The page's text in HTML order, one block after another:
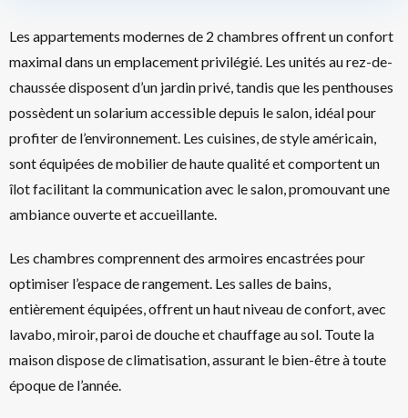
Les appartements modernes de 2 chambres offrent un confort
maximal dans un emplacement privilégié. Les unités au rez-de-
chaussée disposent d’un jardin privé, tandis que les penthouses
possèdent un solarium accessible depuis le salon, idéal pour
profiter de l’environnement. Les cuisines, de style américain,
sont équipées de mobilier de haute qualité et comportent un
îlot facilitant la communication avec le salon, promouvant une
ambiance ouverte et accueillante.
Les chambres comprennent des armoires encastrées pour
optimiser l’espace de rangement. Les salles de bains,
entièrement équipées, offrent un haut niveau de confort, avec
lavabo, miroir, paroi de douche et chauffage au sol. Toute la
maison dispose de climatisation, assurant le bien-être à toute
époque de l’année.